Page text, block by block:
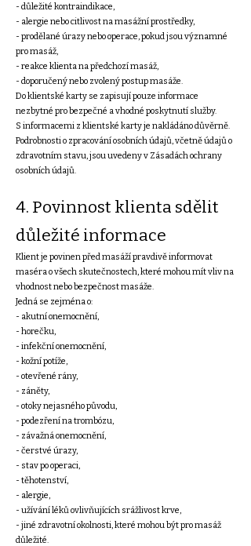
- důležité kontraindikace,
- alergie nebo citlivost na masážní prostředky,
- prodělané úrazy nebo operace, pokud jsou významné
pro masáž,
- reakce klienta na předchozí masáž,
- doporučený nebo zvolený postup masáže.
Do klientské karty se zapisují pouze informace
nezbytné pro bezpečné a vhodné poskytnutí služby.
S informacemi z klientské karty je nakládáno důvěrně.
Podrobnosti o zpracování osobních údajů, včetně údajů o
zdravotním stavu, jsou uvedeny v Zásadách ochrany
osobních údajů.
4. Povinnost klienta sdělit
důležité informace
Klient je povinen před masáží pravdivě informovat
maséra o všech skutečnostech, které mohou mít vliv na
vhodnost nebo bezpečnost masáže.
Jedná se zejména o:
- akutní onemocnění,
- horečku,
- infekční onemocnění,
- kožní potíže,
- otevřené rány,
- záněty,
- otoky nejasného původu,
- podezření na trombózu,
- závažná onemocnění,
- čerstvé úrazy,
- stav po operaci,
- těhotenství,
- alergie,
- užívání léků ovlivňujících srážlivost krve,
- jiné zdravotní okolnosti, které mohou být pro masáž
důležité.